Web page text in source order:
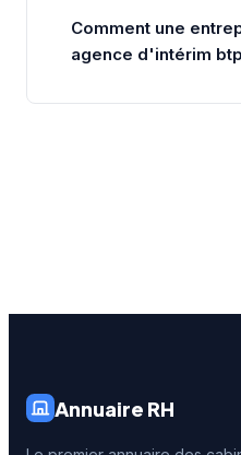
Comment une
agence d'intérim
Annuaire RH